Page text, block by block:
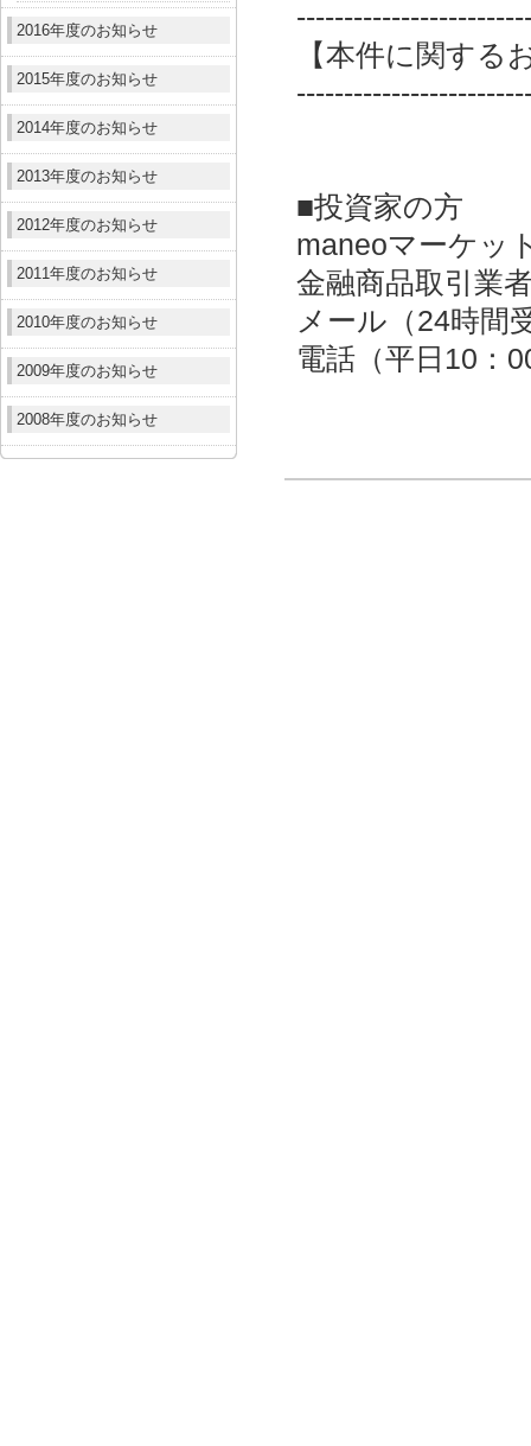
2016年度のお知らせ
2015年度のお知らせ
2014年度のお知らせ
2013年度のお知らせ
2012年度のお知らせ
2011年度のお知らせ
2010年度のお知らせ
2009年度のお知らせ
2008年度のお知らせ
【本件に関する
■投資家の方
maneoマーケッ
金融商品取引業
メール（24時間
電話（平日10：